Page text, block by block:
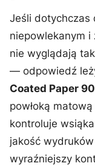
Jeśli dotychczas
niepowlekanym
nie wyglądają
— odpowiedź
Coated Paper
powłoką
kontroluje
jakość
wyraźniejszy